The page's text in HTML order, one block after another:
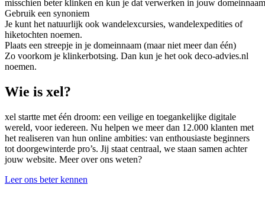
misschien beter klinken en kun je dat verwerken in jouw
Gebruik een synoniem
Je kunt het natuurlijk ook wandelexcursies, wandelexpedities of
hiketochten noemen.
Plaats een streepje in je domeinnaam (maar niet meer dan één)
Zo voorkom je klinkerbotsing. Dan kun je het ook deco-advies.nl
noemen.
Wie is xel?
xel startte met één droom: een veilige en toegankelijke digitale
wereld, voor iedereen. Nu helpen we meer dan 12.000 klanten met
het realiseren van hun online ambities: van enthousiaste beginners
tot doorgewinterde pro’s. Jij staat centraal, we staan samen achter
jouw website. Meer over ons weten?
Leer ons beter kennen